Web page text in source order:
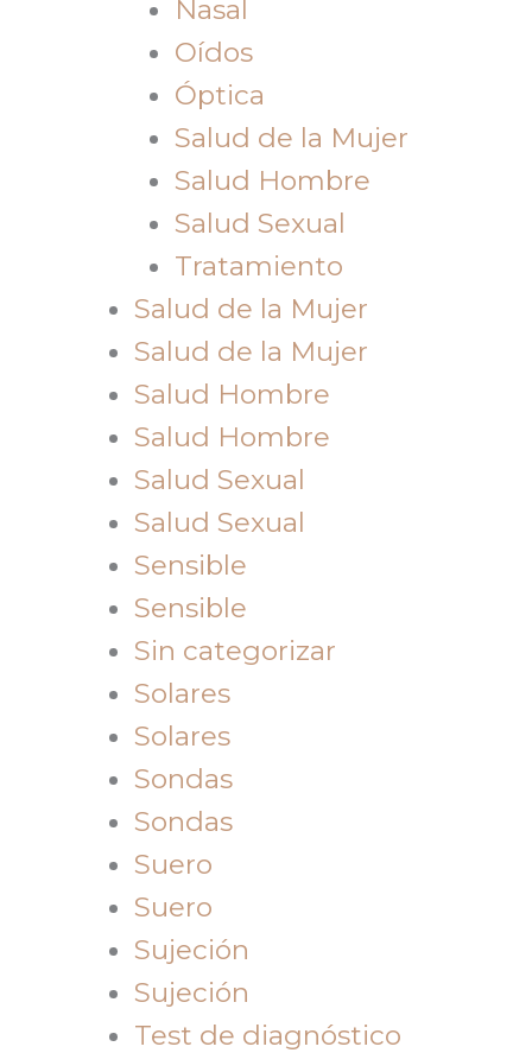
Nasal
Oídos
Óptica
Salud de la Mujer
Salud Hombre
Salud Sexual
Tratamiento
Salud de la Mujer
Salud de la Mujer
Salud Hombre
Salud Hombre
Salud Sexual
Salud Sexual
Sensible
Sensible
Sin categorizar
Solares
Solares
Sondas
Sondas
Suero
Suero
Sujeción
Sujeción
Test de diagnóstico